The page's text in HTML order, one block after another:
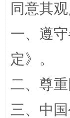
扯下
同意其
一、遵
定》。
二、尊
三、中